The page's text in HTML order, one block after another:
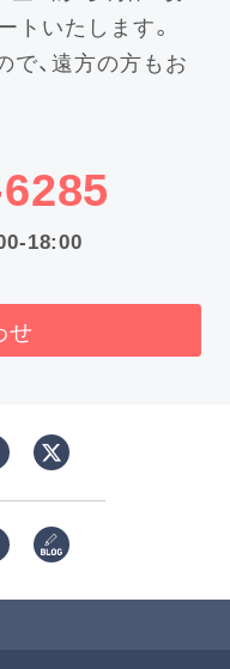
トいたします。
で、遠方の方もお
18:00
せ